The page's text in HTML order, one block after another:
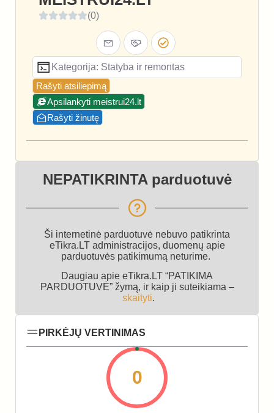
(0)
Kategorija: Statyba ir remontas
Rašyti atsiliepimą
Apsilankyti meistrui24.lt
Rašyti žinutę
NEPATIKRINTA parduotuvė
Ši internetinė parduotuvė nebuvo patikrinta
eTikra.LT administracijos, duomenų apie
parduotuvės patikimumą neturime.
Daugiau apie eTikra.LT “PATIKIMA
PARDUOTUVĖ” žymą, ir kaip ji suteikiama –
skaityti.
PIRKĖJŲ VERTINIMAS
0